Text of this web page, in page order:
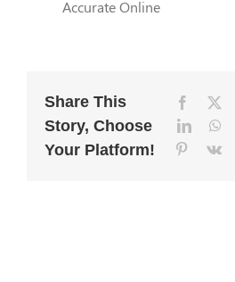
Accurate Online
Share This
Story, Choose
Your Platform!
Pinterest
Vk